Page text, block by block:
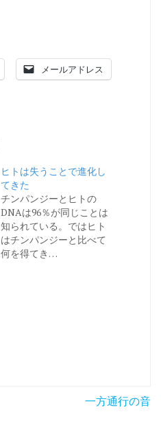
メールアドレス
ヒトは失うことで進化し
てきた
チンパンジーとヒトの
DNAは96％が同じことは
知られている。ではヒト
はチンパンジーと比べて
何を得てき…
一方通行の音